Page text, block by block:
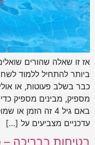
אז זו שאלה שהורים
ביותר להתחיל ללמוד
מספיק, מבינים מספיק
עדכניים מצביעים על […]
בטיחות בבריכה –